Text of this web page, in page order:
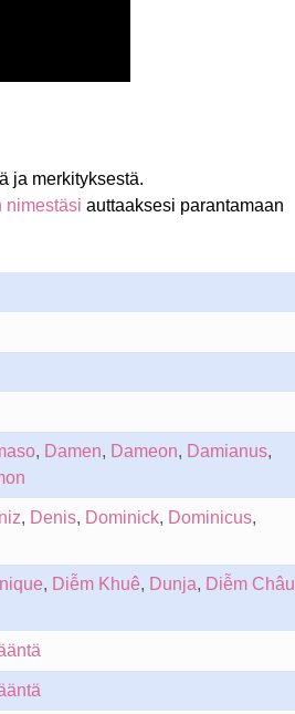
ja merkityksestä.
nimestäsi auttaaksesi parantamaan
, Damen, Dameon, Damianus,
, Denis, Dominick, Dominicus,
, Diễm Khuê, Dunja, Diễm Châu